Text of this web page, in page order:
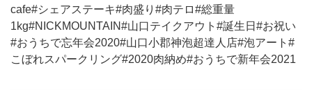
cafe#シェアステーキ#肉盛り#肉テロ#総重量
1kg#NICKMOUNTAIN#山口テイクアウト#誕生日#お祝い
#おうちで忘年会2020#山口小郡神泡超達人店#泡アート#
こぼれスパークリング#2020肉納め#おうちで新年会2021